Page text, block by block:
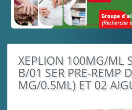
Présentation
Abonnement
Médicaments
Alphabétique
XEPLION 100MG/ML
B/01 SER PRE-REMP
MG/0.5ML) ET 02